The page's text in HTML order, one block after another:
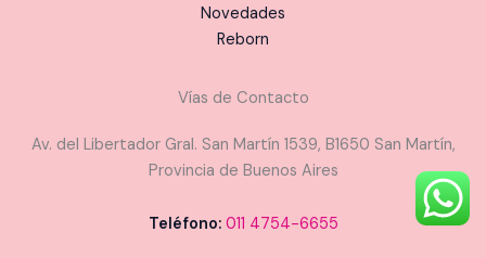
Novedades
Reborn
Vías de Contacto
Av. del Libertador Gral. San Martín 1539, B1650 San Martín,
Provincia de Buenos Aires
Teléfono: 011 4754-6655